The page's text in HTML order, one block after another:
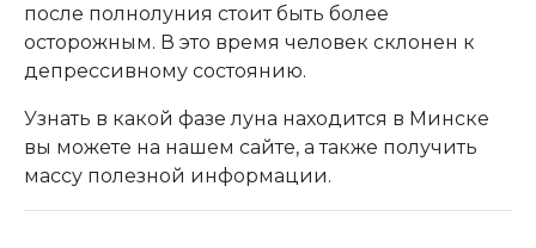
после полнолуния стоит быть более
осторожным. В это время человек склонен к
депрессивному состоянию.
Узнать в какой фазе луна находится в Минске
вы можете на нашем сайте, а также получить
массу полезной информации.